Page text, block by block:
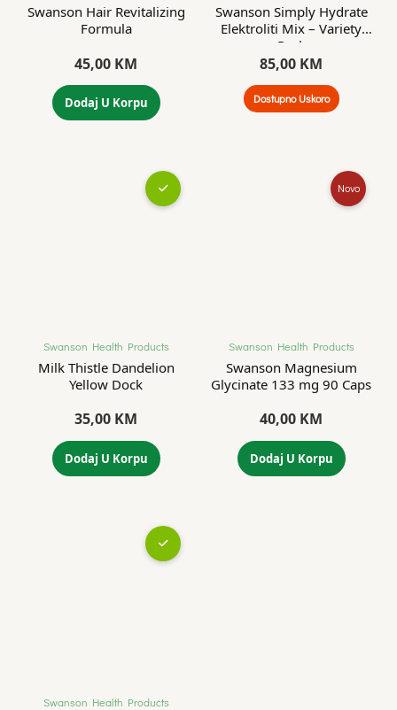
Swanson Hair Revitalizing
Formula
45,00 KM
Dodaj U Korpu
Swanson Simply Hydrate
Elektroliti Mix – Variety
Pack
85,00 KM
Dostupno Uskoro
Swanson Health Products
Milk Thistle Dandelion
Yellow Dock
35,00 KM
Dodaj U Korpu
Novo
Swanson Health Products
Swanson Magnesium
Glycinate 133 mg 90 Caps
40,00 KM
Dodaj U Korpu
Swanson Health Products